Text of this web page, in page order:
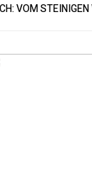
VOM STEINIGEN